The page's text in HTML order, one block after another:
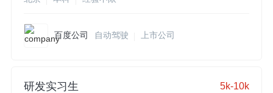
百度公司 自动驾驶 上市公司
研发实习生 5k-10k